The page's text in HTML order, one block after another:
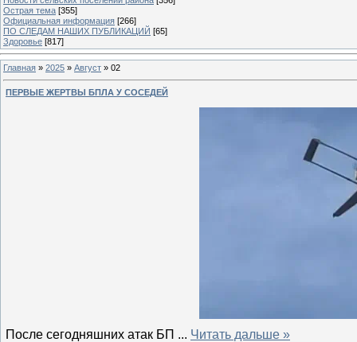
Острая тема [355]
Официальная информация [266]
ПО СЛЕДАМ НАШИХ ПУБЛИКАЦИЙ [65]
Здоровье [817]
Главная » 2025 » Август » 02
ПЕРВЫЕ ЖЕРТВЫ БПЛА У СОСЕДЕЙ
После сегодняшних атак БП ... Читать дальше »